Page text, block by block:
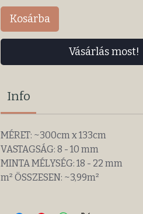
Kosárba
Vásárlás most!
Info
MÉRET: ~300cm x 133cm
VASTAGSÁG: 8 - 10 mm
MINTA MÉLYSÉG: 18 - 22 mm
m² ÖSSZESEN: ~3,99m²